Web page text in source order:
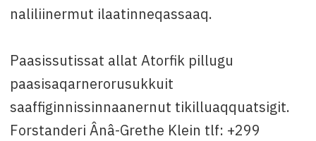
naliliinermut ilaatinneqassaaq.
Paasissutissat allat Atorfik pillugu
paasisaqarnerorusukkuit
saaffiginnissinnaanernut tikilluaqquatsigit.
Forstanderi Ânâ-Grethe Klein tlf: +299